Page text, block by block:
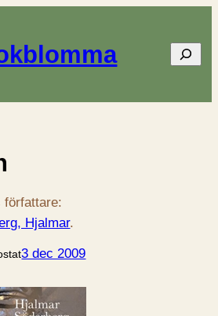
Sök
författare:
Hjalmar.
3 dec 2009